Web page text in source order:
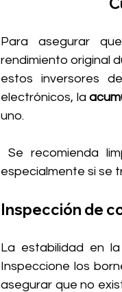
Para asegurar
rendimiento original
estos inversores
electrónicos, la
uno.
especialmente si se
Inspección de
La estabilidad en
Inspeccione los
asegurar que no